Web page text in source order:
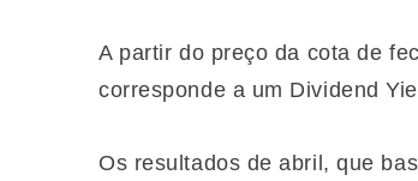
A partir do preço da cota de
corresponde a um Dividend
Os resultados de abril, que